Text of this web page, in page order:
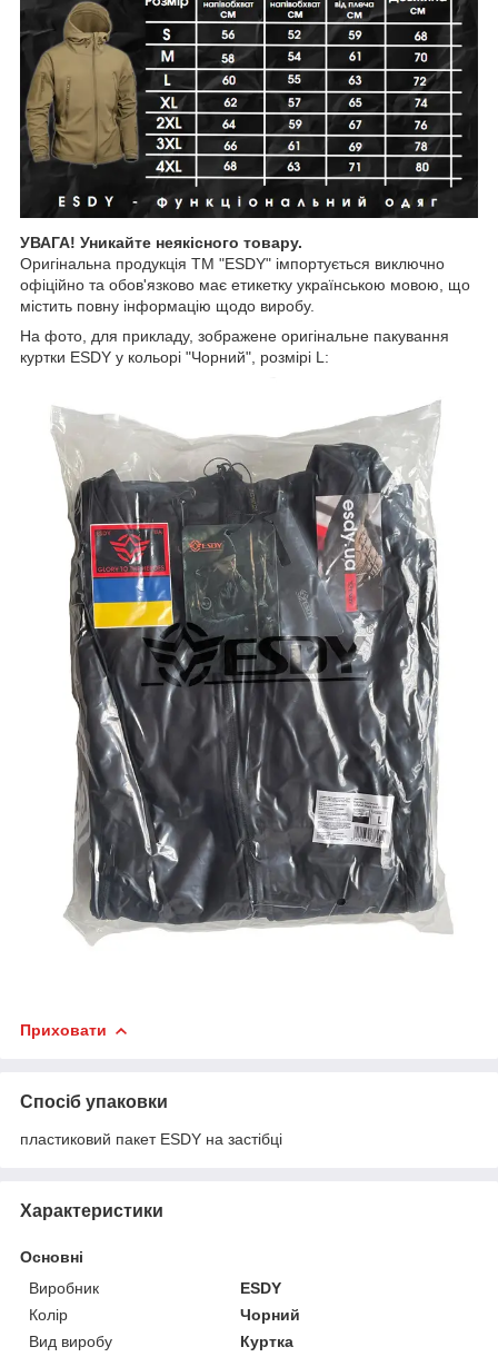
УВАГА! Уникайте неякісного товару.
Оригінальна продукція ТМ "ESDY" імпортується виключно
офіційно та обов'язково має етикетку українською мовою, що
містить повну інформацію щодо виробу.
На фото, для прикладу, зображене оригінальне пакування
куртки ESDY у кольорі "Чорний", розмірі L:
Приховати
Спосіб упаковки
пластиковий пакет ESDY на застібці
Характеристики
Основні
Виробник
ESDY
Колір
Чорний
Вид виробу
Куртка